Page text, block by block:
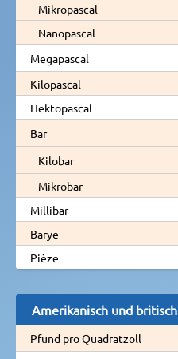
Mikropascal
Nanopascal
Megapascal
Kilopascal
Hektopascal
Bar
Kilobar
Mikrobar
Millibar
Barye
Pièze
Amerikanisch und britisch
Pfund pro Quadratzoll